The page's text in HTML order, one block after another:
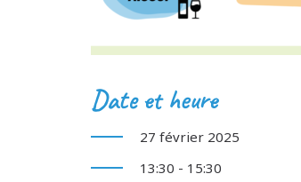
Date et heure
27 février 2025
13:30 - 15:30